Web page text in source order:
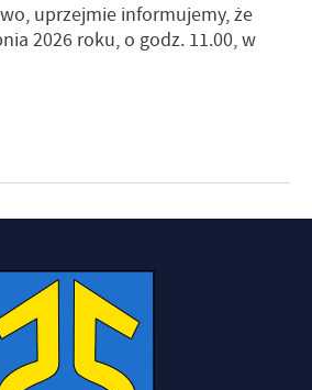
uprzejmie informujemy, że
2026 roku, o godz. 11.00, w